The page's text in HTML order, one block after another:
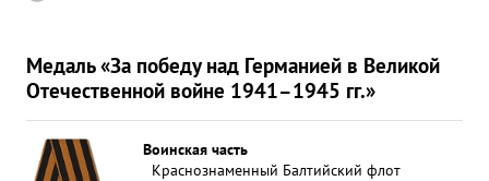
Медаль «За победу над Германией в Великой
Отечественной войне 1941–1945 гг.»
Воинская часть
Краснознаменный Балтийский флот